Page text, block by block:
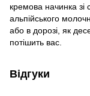
кремова начинка зі
альпійського
або в дорозі, як
потішить вас.
Відгуки